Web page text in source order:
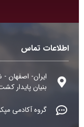
اطلاعات تماس
ایران-
بنیان پایدار
گروه آکادمی